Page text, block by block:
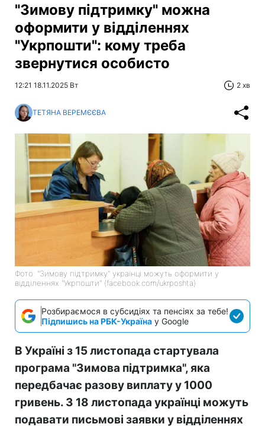
"Зимову підтримку" можна
оформити у відділеннях
"Укрпошти": кому треба
звернутися особисто
12:21 18.11.2025 Вт 2 хв
ТЕТЯНА ВЕРЕМЄЄВА
Фото: "Зимову підтримку" українці можуть оформити у
відділеннях "Укрпошти" (facebook.com/ukrposhta)
Розбираємося в субсидіях та пенсіях за тебе!
Підпишись на РБК-Україна у Google
В Україні з 15 листопада стартувала
програма "Зимова підтримка", яка
передбачає разову виплату у 1000
гривень. З 18 листопада українці можуть
подавати письмові заявки у відділеннях